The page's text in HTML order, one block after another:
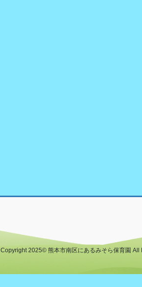
Copyright 2025© 熊本市南区にあるみそら保育園 All